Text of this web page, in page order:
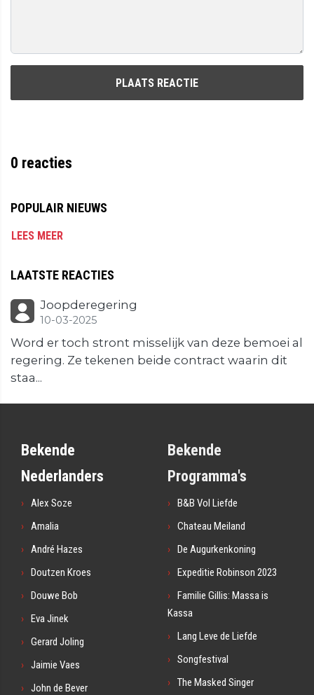
PLAATS REACTIE
0 reacties
POPULAIR NIEUWS
LEES MEER
LAATSTE REACTIES
Joopderegering
10-03-2025
Word er toch stront misselijk van deze bemoei al
regering. Ze tekenen beide contract waarin dit
staa...
Bekende
Nederlanders
Alex Soze
Amalia
André Hazes
Doutzen Kroes
Douwe Bob
Eva Jinek
Gerard Joling
Jaimie Vaes
John de Bever
Bekende
Programma's
B&B Vol Liefde
Chateau Meiland
De Augurkenkoning
Expeditie Robinson 2023
Familie Gillis: Massa is
Kassa
Lang Leve de Liefde
Songfestival
The Masked Singer